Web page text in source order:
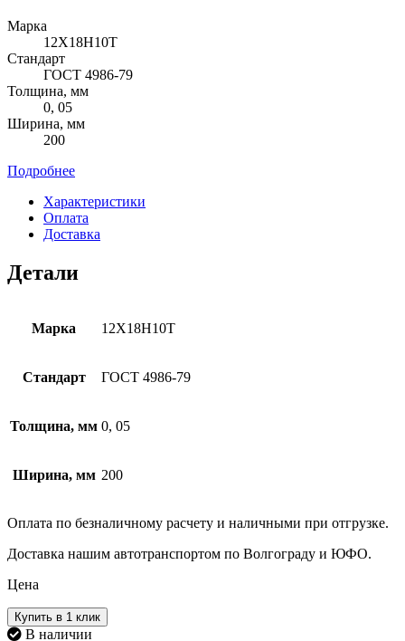
Марка
12Х18Н10Т
Стандарт
ГОСТ 4986-79
Толщина, мм
0, 05
Ширина, мм
200
Подробнее
Характеристики
Оплата
Доставка
Детали
Марка 12Х18Н10Т
Стандарт ГОСТ 4986-79
Толщина, мм 0, 05
Ширина, мм 200
Оплата по безналичному расчету и наличными при отгрузке.
Доставка нашим автотранспортом по Волгограду и ЮФО.
Цена
Купить в 1 клик
В наличии